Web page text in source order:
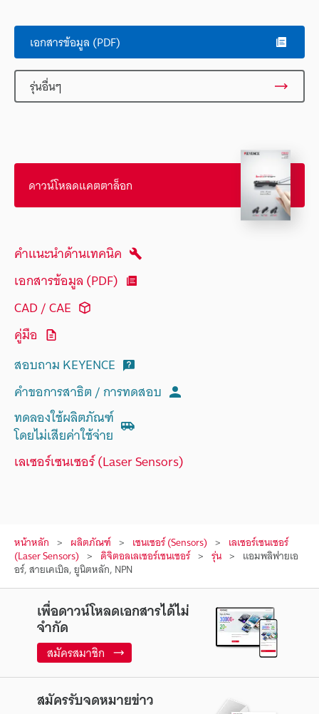
เอกสารข้อมูล (PDF)
รุ่นอื่นๆ
ดาวน์โหลดแคตตาล็อก
คำแนะนำด้านเทคนิค
เอกสารข้อมูล (PDF)
CAD / CAE
คู่มือ
สอบถาม KEYENCE
คำขอการสาธิต / การทดสอบ
ทดลองใช้ผลิตภัณฑ์
โดยไม่เสียค่าใช้จ่าย
เลเซอร์เซนเซอร์ (Laser Sensors)
หน้าหลัก ผลิตภัณฑ์ เซนเซอร์ (Sensors) เลเซอร์เซนเซอร์
(Laser Sensors) ดิจิตอลเลเซอร์เซนเซอร์ รุ่น แอมพลิฟายเอ
อร์, สายเคเบิล, ยูนิตหลัก, NPN
เพื่อดาวน์โหลดเอกสารได้ไม่
จำกัด
สมัครสมาชิก
สมัครรับจดหมายข่าว